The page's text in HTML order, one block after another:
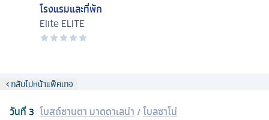
โรงแรมและที่พัก
EliteELITE
กลับไปหน้าแพ็คเกจ
วันที่3 โบสถ์ซานตา มาดดาเลน่า /โบลซาโน่